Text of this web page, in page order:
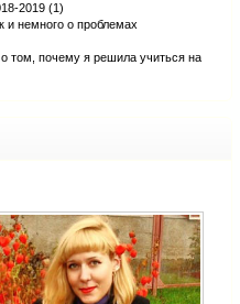
2019 (1)
и немного о проблемах
том, почему я решила учиться на